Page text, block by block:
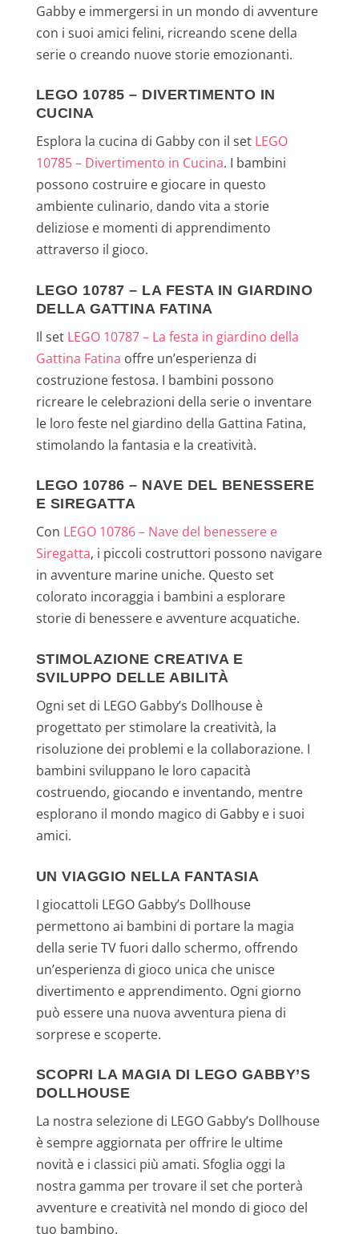
Gabby e immergersi in un mondo di avventure
con i suoi amici felini, ricreando scene della
serie o creando nuove storie emozionanti.
LEGO 10785 – DIVERTIMENTO IN
CUCINA
Esplora la cucina di Gabby con il set LEGO
10785 – Divertimento in Cucina. I bambini
possono costruire e giocare in questo
ambiente culinario, dando vita a storie
deliziose e momenti di apprendimento
attraverso il gioco.
LEGO 10787 – LA FESTA IN GIARDINO
DELLA GATTINA FATINA
Il set LEGO 10787 – La festa in giardino della
Gattina Fatina offre un’esperienza di
costruzione festosa. I bambini possono
ricreare le celebrazioni della serie o inventare
le loro feste nel giardino della Gattina Fatina,
stimolando la fantasia e la creatività.
LEGO 10786 – NAVE DEL BENESSERE
E SIREGATTA
Con LEGO 10786 – Nave del benessere e
Siregatta, i piccoli costruttori possono navigare
in avventure marine uniche. Questo set
colorato incoraggia i bambini a esplorare
storie di benessere e avventure acquatiche.
STIMOLAZIONE CREATIVA E
SVILUPPO DELLE ABILITÀ
Ogni set di LEGO Gabby’s Dollhouse è
progettato per stimolare la creatività, la
risoluzione dei problemi e la collaborazione. I
bambini sviluppano le loro capacità
costruendo, giocando e inventando, mentre
esplorano il mondo magico di Gabby e i suoi
amici.
UN VIAGGIO NELLA FANTASIA
I giocattoli LEGO Gabby’s Dollhouse
permettono ai bambini di portare la magia
della serie TV fuori dallo schermo, offrendo
un’esperienza di gioco unica che unisce
divertimento e apprendimento. Ogni giorno
può essere una nuova avventura piena di
sorprese e scoperte.
SCOPRI LA MAGIA DI LEGO GABBY’S
DOLLHOUSE
La nostra selezione di LEGO Gabby’s Dollhouse
è sempre aggiornata per offrire le ultime
novità e i classici più amati. Sfoglia oggi la
nostra gamma per trovare il set che porterà
avventure e creatività nel mondo di gioco del
tuo bambino.